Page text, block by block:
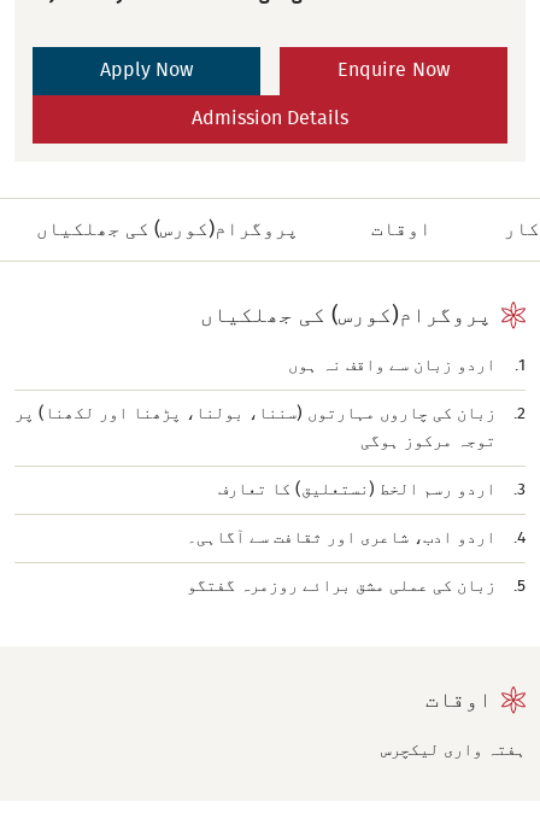
Apply Now Enquire Now
Admission Details
پروگرام(کورس) کی جھلکیاں اوقات
پروگرام(کورس) کی جھلکیاں
اردو زبان سے واقف نہ ہوں
زبان کی چاروں مہارتوں (سننا، بولنا، پڑھنا اور لکھنا) پر
توجہ مرکوز ہوگی
اردو رسم الخط (نستعلیق) کا تعارف
اردو ادب، شاعری اور ثقافت سے آگاہی۔
زبان کی عملی مشق برائے روزمرہ گفتگو
اوقات
ہفتہ واری لیکچرس